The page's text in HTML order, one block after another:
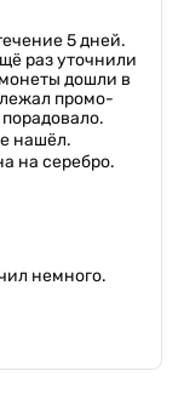
5 дней.
раз уточнили
дошли в
промо-
нашёл.
на серебро.
немного.